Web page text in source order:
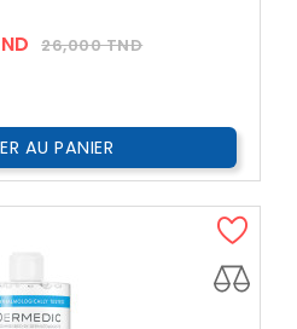
Prix
26,000 TNDPrix
AU PANIER